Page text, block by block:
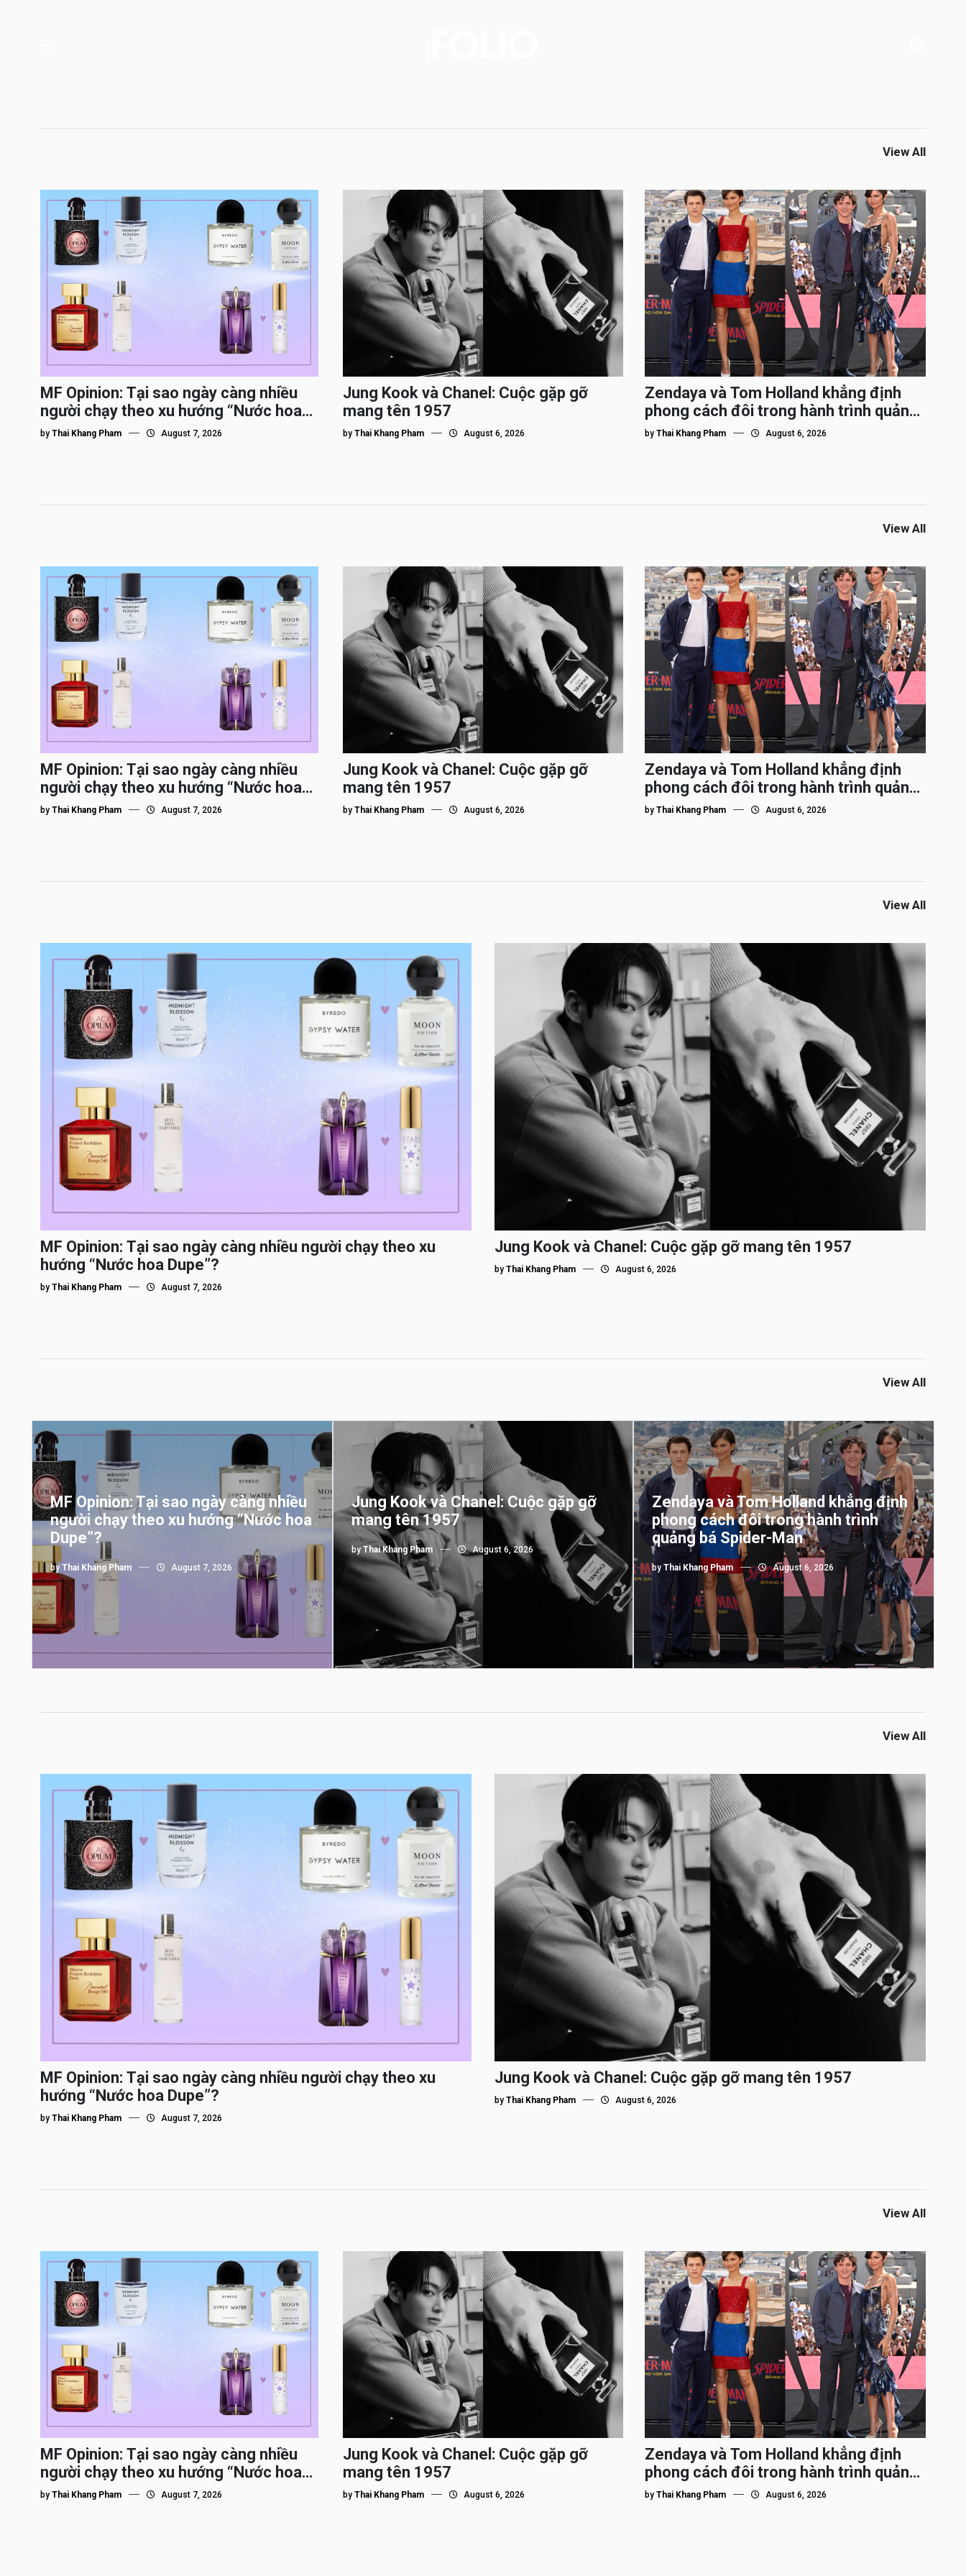
View All
MF Opinion: Tại sao ngày càng nhiều
người chạy theo xu hướng “Nước hoa
Dupe”?
by Thai Khang Pham August 7, 2026
Jung Kook và Chanel: Cuộc gặp gỡ
mang tên 1957
by Thai Khang Pham August 6, 2026
Zendaya và Tom Holland khẳng định
phong cách đôi trong hành trình quảng
bá Spider-Man
byThai Khang Pham August 6, 2026
View All
MF Opinion: Tại sao ngày càng nhiều
người chạy theo xu hướng “Nước hoa
Dupe”?
by Thai Khang Pham August 7, 2026
Jung Kook và Chanel: Cuộc gặp gỡ
mang tên 1957
by Thai Khang Pham August 6, 2026
Zendaya và Tom Holland khẳng định
phong cách đôi trong hành trình quảng
bá Spider-Man
byThai Khang Pham August 6, 2026
View All
MF Opinion: Tại sao ngày càng nhiều người chạy theo xu
hướng “Nước hoa Dupe”?
by Thai Khang Pham August 7, 2026
Jung Kook và Chanel: Cuộc gặp gỡ mang tên 1957
by Thai Khang Pham August 6, 2026
View All
MF Opinion: Tại sao ngày càng nhiều
người chạy theo xu hướng “Nước hoa
Dupe”?
by Thai Khang Pham August 7, 2026
Jung Kook và Chanel: Cuộc gặp gỡ
mang tên 1957
by Thai Khang Pham August 6, 2026
Zendaya và Tom Holland khẳng định
phong cách đôi trong hành trình
quảng bá Spider-Man
byThai Khang Pham August 6, 2026
View All
MF Opinion: Tại sao ngày càng nhiều người chạy theo xu
hướng “Nước hoa Dupe”?
by Thai Khang Pham August 7, 2026
Jung Kook và Chanel: Cuộc gặp gỡ mang tên 1957
by Thai Khang Pham August 6, 2026
View All
MF Opinion: Tại sao ngày càng nhiều
người chạy theo xu hướng “Nước hoa
Dupe”?
by Thai Khang Pham August 7, 2026
Jung Kook và Chanel: Cuộc gặp gỡ
mang tên 1957
by Thai Khang Pham August 6, 2026
Zendaya và Tom Holland khẳng định
phong cách đôi trong hành trình quảng
bá Spider-Man
byThai Khang Pham August 6, 2026